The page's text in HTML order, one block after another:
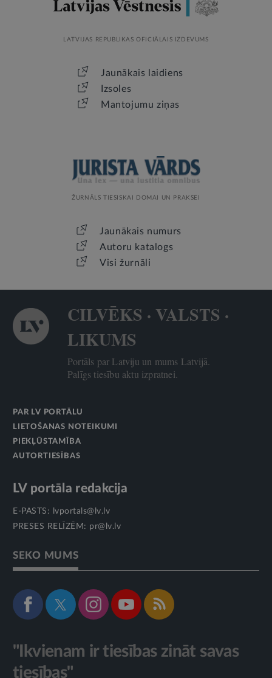
LATVIJAS REPUBLIKAS OFICIĀLAIS IZDEVUMS
Jaunākais laidiens
Izsoles
Mantojumu ziņas
ŽURNĀLS TIESISKAI DOMAI UN PRAKSEI
Jaunākais numurs
Autoru katalogs
Visi žurnāli
CILVĒKS · VALSTS ·
LIKUMS
Portāls par Latviju un mums Latvijā.
Palīgs tiesību aktu izpratnei.
PAR LV PORTĀLU
LIETOŠANAS NOTEIKUMI
PIEKĻŪSTAMĪBA
AUTORTIESĪBAS
LV portāla redakcija
E-PASTS:
lvportals@lv.lv
PRESES RELĪZĒM: pr@lv.lv
SEKO MUMS
"Ikvienam ir tiesības zināt savas
tiesības"